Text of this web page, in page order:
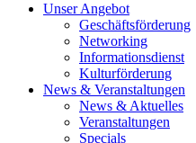
Unser Angebot
Geschäftsförderung
Networking
Informationsdienst
Kulturförderung
News & Veranstaltungen
News & Aktuelles
Veranstaltungen
Specials